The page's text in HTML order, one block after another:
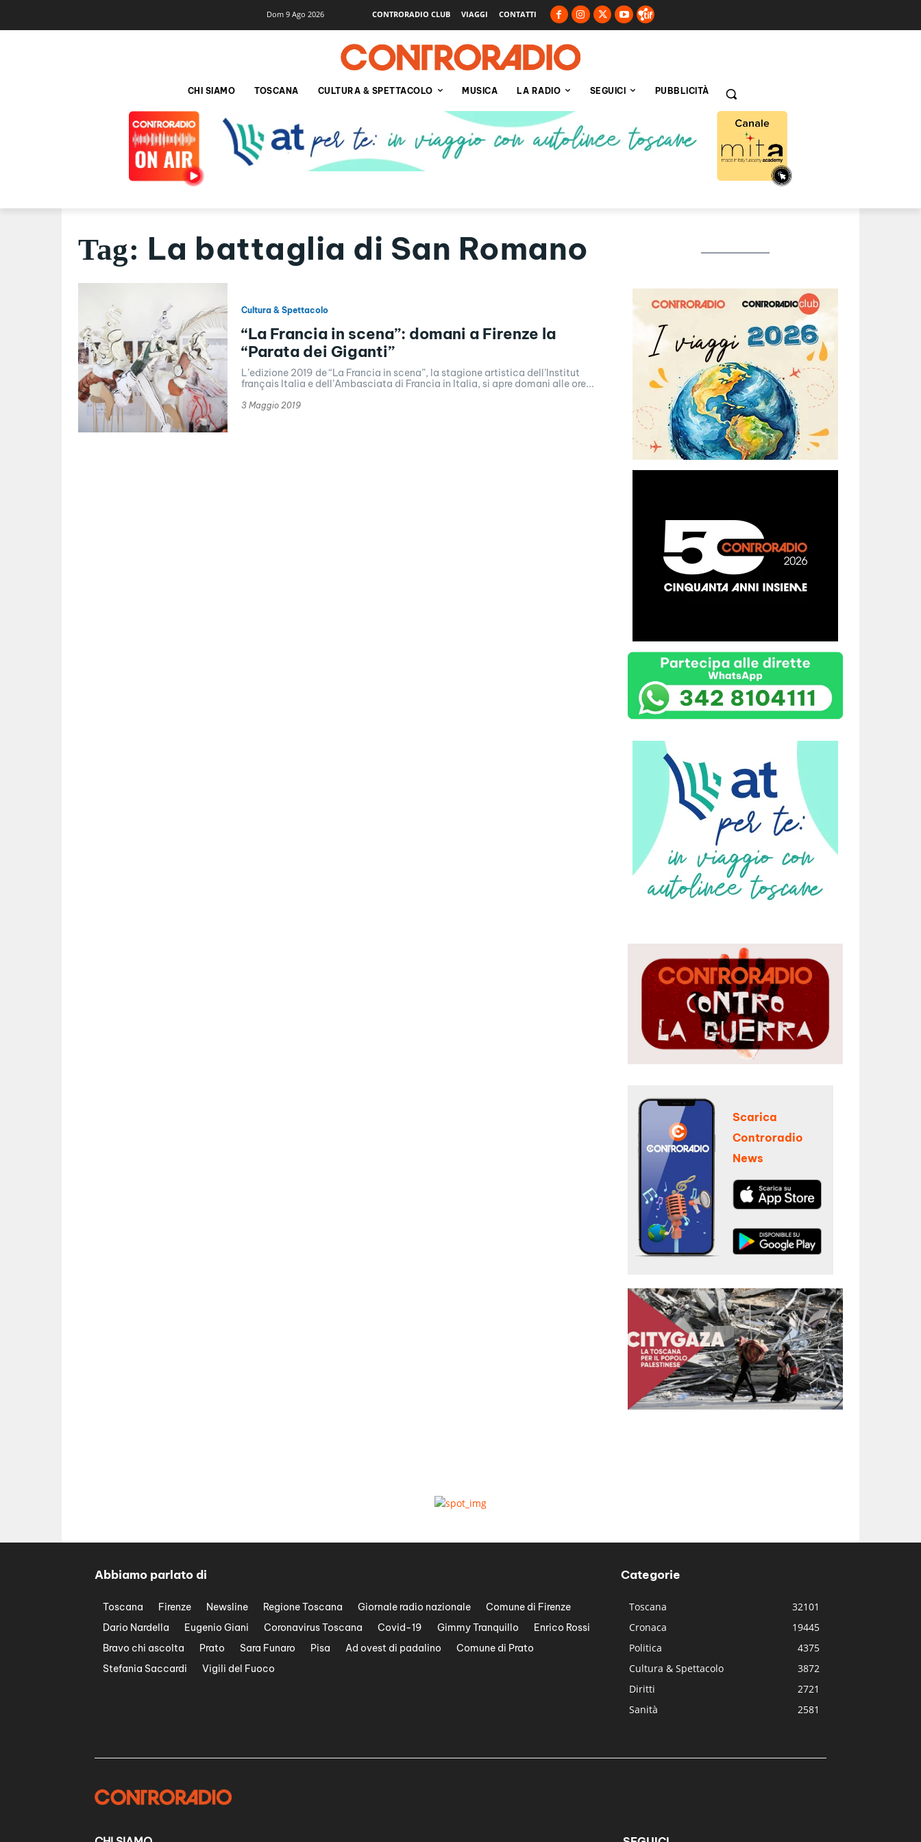
Dom 9 Ago 2026 CONTRORADIO CLUB VIAGGI CONTATTI
CHI SIAMO TOSCANA CULTURA & SPETTACOLO MUSICA LA RADIO SEGUICI PUBBLICITÀ
Tag: La battaglia di San Romano
Cultura & Spettacolo
“La Francia in scena”: domani a Firenze la
“Parata dei Giganti”
L’edizione 2019 de “La Francia in scena”, la stagione artistica dell’Institut
français Italia e dell’Ambasciata di Francia in Italia, si apre domani alle ore...
3 Maggio 2019
Scarica
Controradio
News
Abbiamo parlato di
Toscana Firenze Newsline Regione Toscana Giornale radio nazionale
Comune di Firenze
Dario Nardella
Eugenio Giani Coronavirus Toscana Covid-19 Gimmy Tranquillo
Enrico Rossi
Bravo chi ascolta
Prato Sara Funaro Pisa Ad ovest di padalino
Comune di Prato
Stefania Saccardi
Vigili del Fuoco
Categorie
Toscana
32101
Cronaca
19445
Politica
4375
Cultura & Spettacolo
3872
Diritti
2721
Sanità
2581